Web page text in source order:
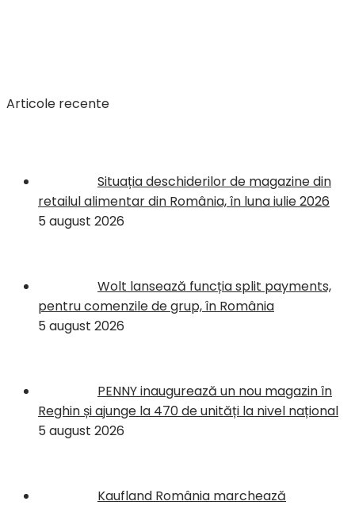
Articole recente
Situația deschiderilor de magazine din
retailul alimentar din România, în luna iulie 2026
5 august 2026
Wolt lansează funcția split payments,
pentru comenzile de grup, în România
5 august 2026
PENNY inaugurează un nou magazin în
Reghin și ajunge la 470 de unități la nivel național
5 august 2026
Kaufland România marchează